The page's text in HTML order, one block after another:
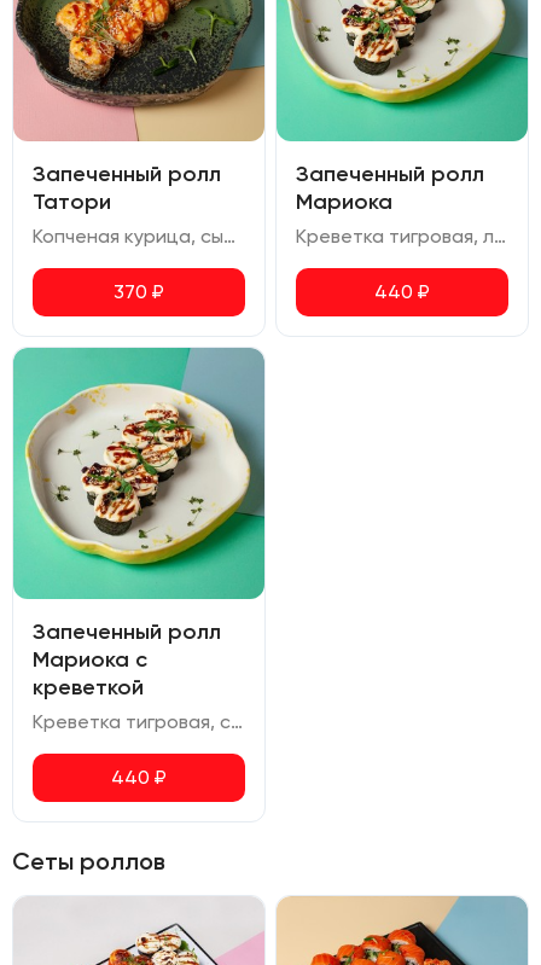
Запеченный ролл
Татори
Копченая курица, сыр сливочный, болгарский перец, огурец, кунжут, соус унаги
370 ₽
Запеченный ролл
Мариока
Креветка тигровая, лосось, сливочный сыр, соус унаги
440 ₽
Запеченный ролл
Мариока с
креветкой
Креветка тигровая, сливочный сыр, соус унаги
440 ₽
Сеты роллов